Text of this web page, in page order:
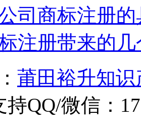
司商标注册
注册带来的
莆田裕升知
持QQ/微信：